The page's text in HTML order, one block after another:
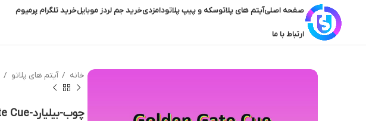
صفحه اصلیآیتم های پلاتوسکه و پیپ پلاتودامزدیخرید جم لردز موبایلخرید تلگرام پرمیوم
ارتباط با ما
خانه آیتم های پلاتو
چوب-بیلیارد-Golden Gate Cue